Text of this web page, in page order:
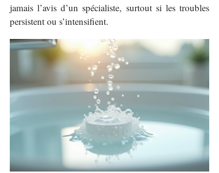
jamais l’avis d’un spécialiste, surtout si les troubles
persistent ou s’intensifient.